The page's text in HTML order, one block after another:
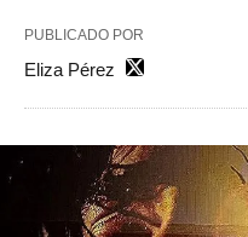
PUBLICADO POR
Eliza Pérez